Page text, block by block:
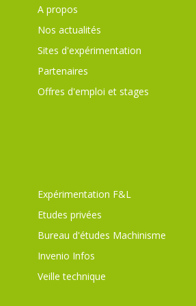
A propos
Nos actualités
Sites d'expérimentation
Partenaires
Offres d'emploi et stages
Expérimentation F&L
Etudes privées
Bureau d'études Machinisme
Invenio Infos
Veille technique